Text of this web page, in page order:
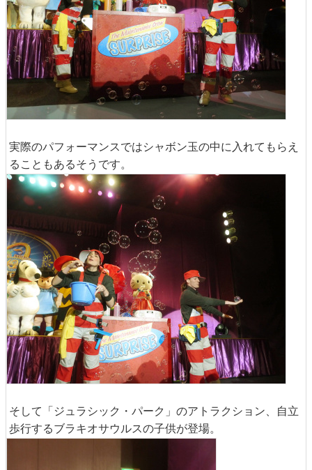
実際のパフォーマンスではシャボン玉の中に入れてもらえ
ることもあるそうです。
そして「ジュラシック・パーク」のアトラクション、自立
歩行するブラキオサウルスの子供が登場。